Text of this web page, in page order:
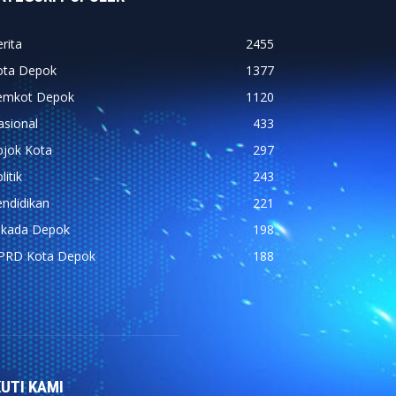
2455
Depok
1377
Depok
1120
433
Kota
297
243
221
Depok
198
Kota Depok
188
KAMI